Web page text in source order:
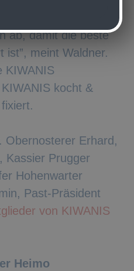
wir uns mit
ab, damit die beste
ist”, meint Waldner.
KIWANIS
kocht &
Obernosterer Erhard,
Kassier Prugger
Hohenwarter
Past-Präsident
von KIWANIS
Heimo